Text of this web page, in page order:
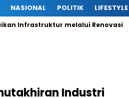
NASIONAL POLITIK LIFESTYLE
Infrastruktur melalui Renovasi
Industri